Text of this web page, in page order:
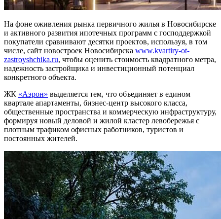
На фоне оживления рынка первичного жилья в Новосибирске
и активного развития ипотечных программ с господдержкой
покупатели сравнивают десятки проектов, используя, в том
числе, сайт новостроек Новосибирска www.kvartiry-ot-
zastroyshchika.ru, чтобы оценить стоимость квадратного метра,
надежность застройщика и инвестиционный потенциал
конкретного объекта.
ЖК «Аэрон» выделяется тем, что объединяет в едином
квартале апартаменты, бизнес-центр высокого класса,
общественные пространства и коммерческую инфраструктуру,
формируя новый деловой и жилой кластер левобережья с
плотным трафиком офисных работников, туристов и
постоянных жителей.